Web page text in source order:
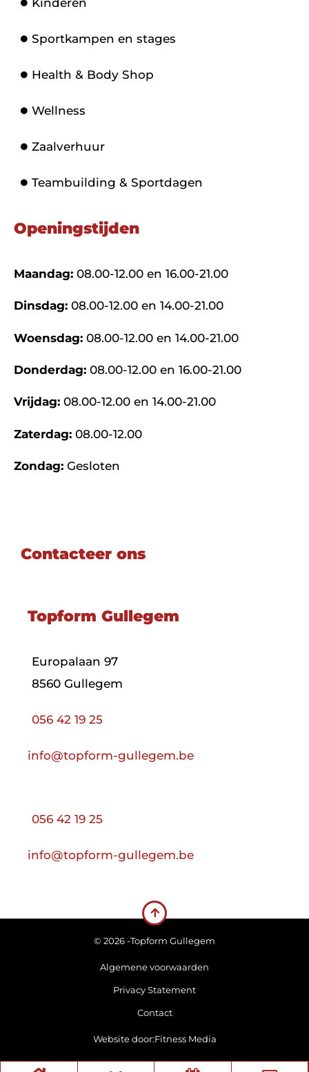
Sportkampen en stages
Health & Body Shop
Wellness
Zaalverhuur
Teambuilding & Sportdagen
Openingstijden
Maandag: 08.00-12.00 en 16.00-21.00
Dinsdag: 08.00-12.00 en 14.00-21.00
Woensdag: 08.00-12.00 en 14.00-21.00
Donderdag: 08.00-12.00 en 16.00-21.00
Vrijdag: 08.00-12.00 en 14.00-21.00
Zaterdag: 08.00-12.00
Zondag: Gesloten
Contacteer ons
Topform Gullegem
Europalaan 97
8560 Gullegem
056 42 19 25
info@topform-gullegem.be
056 42 19 25
info@topform-gullegem.be
© 2026 -Topform Gullegem
Algemene voorwaarden
Privacy Statement
Contact
Website door:Fitness Media